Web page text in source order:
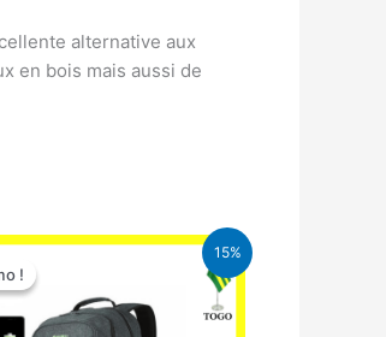
alternative aux
en bois mais aussi de
15%
!!
Le
initial
29.500 CFA.
Le
est :
25.000 CFA.